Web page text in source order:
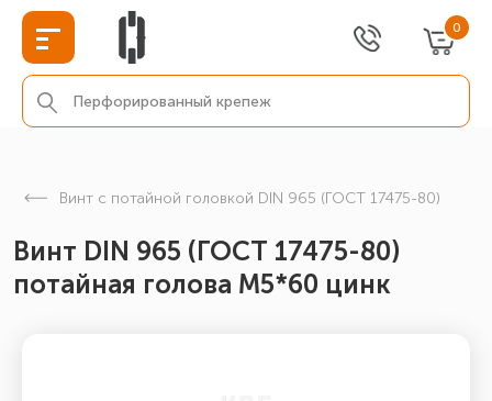
0
Винт с потайной головкой DIN 965 (ГОСТ 17475-80)
Винт DIN 965 (ГОСТ 17475-80)
потайная голова М5*60 цинк